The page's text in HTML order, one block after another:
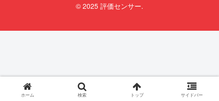
© 2025 評価センサー.
ホーム 検索 トップ サイドバー